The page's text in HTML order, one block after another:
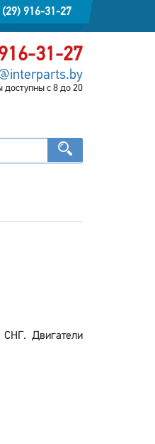
(29) 916-31-27
31-27
доступны с 8 до 20
Двигатели